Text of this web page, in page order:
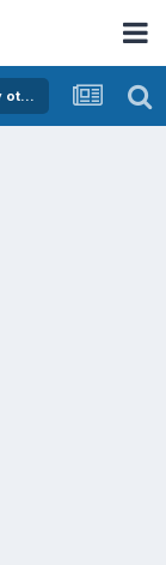
Concentraciones Nacionales, Quedadas, rodadas y otras crónicas del asfalto